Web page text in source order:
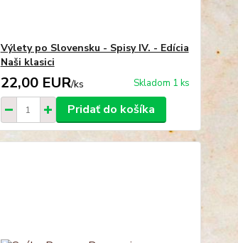
Výlety po Slovensku - Spisy IV. - Edícia
Naši klasici
22,00 EUR/ks Skladom 1 ks
Pridať do košíka